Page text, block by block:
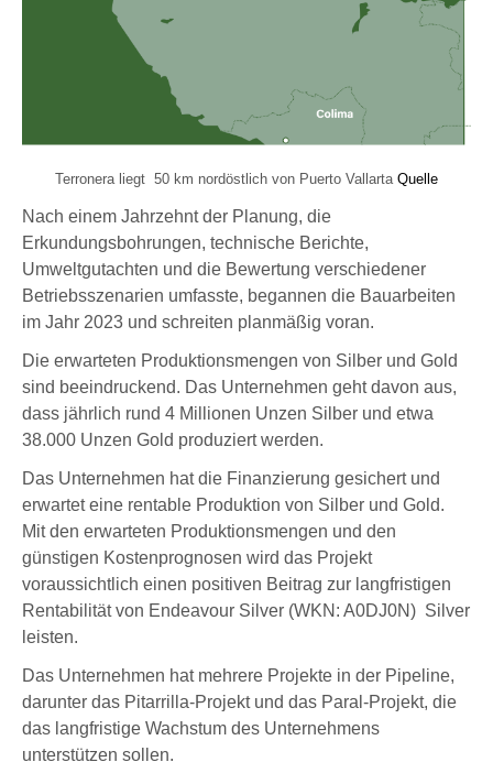
Terronera liegt 50 km nordöstlich von Puerto Vallarta Quelle
Nach einem Jahrzehnt der Planung, die
Erkundungsbohrungen, technische Berichte,
Umweltgutachten und die Bewertung verschiedener
Betriebsszenarien umfasste, begannen die Bauarbeiten
im Jahr 2023 und schreiten planmäßig voran.
Die erwarteten Produktionsmengen von Silber und Gold
sind beeindruckend. Das Unternehmen geht davon aus,
dass jährlich rund 4 Millionen Unzen Silber und etwa
38.000 Unzen Gold produziert werden.
Das Unternehmen hat die Finanzierung gesichert und
erwartet eine rentable Produktion von Silber und Gold.
Mit den erwarteten Produktionsmengen und den
günstigen Kostenprognosen wird das Projekt
voraussichtlich einen positiven Beitrag zur langfristigen
Rentabilität von Endeavour Silver (WKN: A0DJ0N) Silver
leisten.
Das Unternehmen hat mehrere Projekte in der Pipeline,
darunter das Pitarrilla-Projekt und das Paral-Projekt, die
das langfristige Wachstum des Unternehmens
unterstützen sollen.